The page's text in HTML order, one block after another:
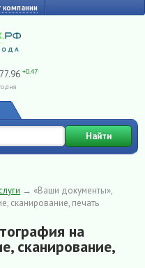
компании
77.96 +0.47
Найти
→ «Ваши документы»,
сканирование, печать
на
сканирование,